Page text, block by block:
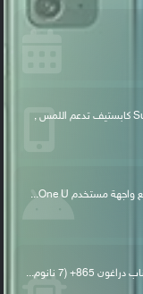
Super AMOLED Plus كابستيف تدعم اللمس ,